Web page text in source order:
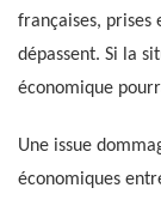
françaises, prises
dépassent. Si la
économique
Une issue
économiques